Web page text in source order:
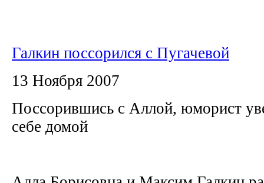
Галкин поссорился с Пугачевой
13 Ноября 2007
Поссорившись с Аллой, юморист
себе домой